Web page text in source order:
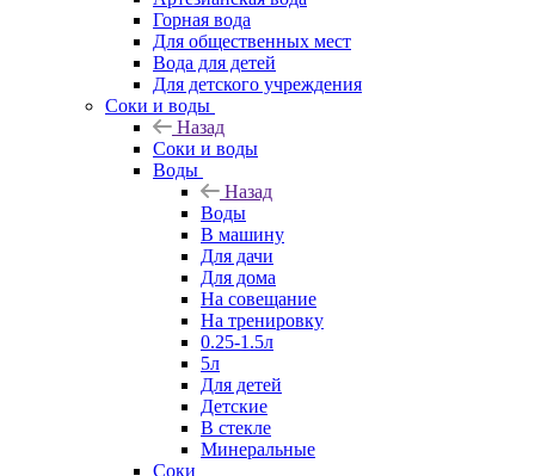
Горная вода
Для общественных мест
Вода для детей
Для детского учреждения
Соки и воды
Назад
Соки и воды
Воды
Назад
Воды
В машину
Для дачи
Для дома
На совещание
На тренировку
0.25-1.5л
5л
Для детей
Детские
В стекле
Минеральные
Соки